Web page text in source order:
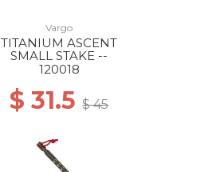
Vargo
TITANIUM ASCENT
SMALL STAKE --
120018
$ 31.5$ 45